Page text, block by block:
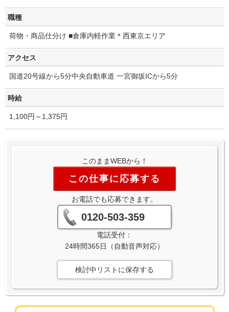
職種
荷物・商品仕分け ■倉庫内軽作業＊西東京エリア
アクセス
国道20号線から5分中央自動車道 一宮御坂ICから5分
時給
1,100円～1,375円
このままWEBから！
この仕事に応募する
お電話でも応募できます。
0120-503-359
電話受付：
24時間365日（自動音声対応）
検討中リストに保存する